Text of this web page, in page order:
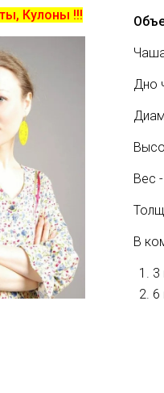
Кулоны !!!
Дно
Вес
В
3
6